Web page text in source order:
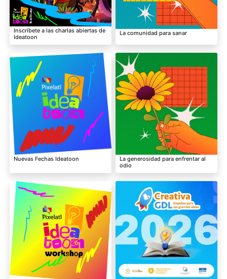
Inscríbete a las charlas abiertas de
Ideatoon
La comunidad para sanar
Nuevas Fechas Ideatoon
La generosidad para enfrentar al
odio